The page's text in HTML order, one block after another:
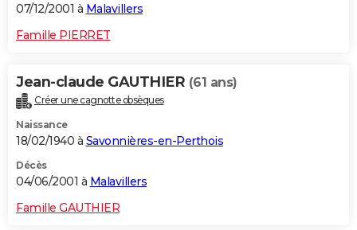
07/12/2001 à Malavillers
Famille PIERRET
Jean-claude GAUTHIER (61 ans)
Créer une cagnotte obsèques
Naissance
18/02/1940 à Savonnières-en-Perthois
Décès
04/06/2001 à Malavillers
Famille GAUTHIER